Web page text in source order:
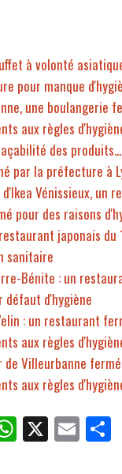
à volonté
pour manque
une boulangerie
aux règles
des
par la préfecture à
d'Ikea Vénissieux, un
pour des raisons
japonais du
sanitaire
Bénite : un
défaut d'hygiène
: un restaurant
aux règles
Villeurbanne
aux règles
W
ha
X E
m
Pa